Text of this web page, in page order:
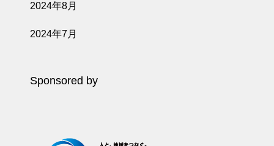
2024年8月
2024年7月
Sponsored by